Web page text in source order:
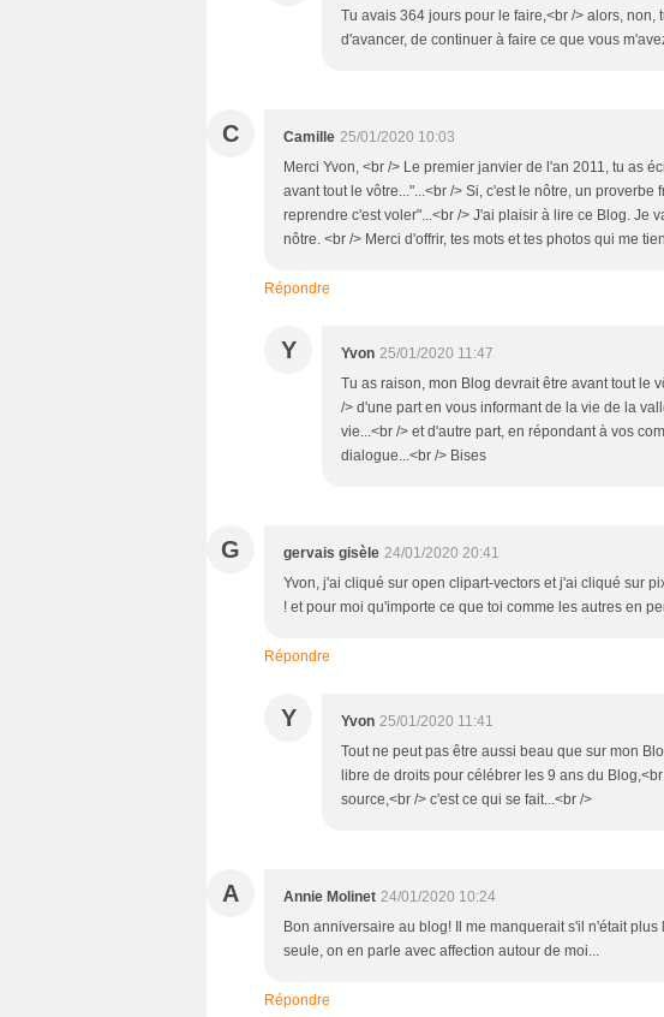
Tu avais 364 jours pour le faire,<br /> alors, non,
d'avancer, de continuer à faire ce que vous
C Camille 25/01/2020 10:03
Merci Yvon, <br /> Le premier janvier de l'an 2011, tu as
avant tout le vôtre..."...<br /> Si, c'est le nôtre, un proverbe
reprendre c'est voler"...<br /> J'ai plaisir à lire ce Blog. Je
nôtre. <br /> Merci d'offrir, tes mots et tes photos qui me
Répondre
Y Yvon 25/01/2020 11:47
Tu as raison, mon Blog devrait être avant tout le
/> d'une part en vous informant de la vie de la
vie...<br /> et d'autre part, en répondant à vos
dialogue...<br /> Bises
G gervais gisèle 24/01/2020 20:41
Yvon, j'ai cliqué sur open clipart-vectors et j'ai cliqué sur
! et pour moi qu'importe ce que toi comme les autres en
Répondre
Y Yvon 25/01/2020 11:41
Tout ne peut pas être aussi beau que sur mon
libre de droits pour célébrer les 9 ans du
source,<br /> c'est ce qui se fait...<br />
A Annie Molinet 24/01/2020 10:24
Bon anniversaire au blog! Il me manquerait s'il n'était
seule, on en parle avec affection autour de moi...
Répondre